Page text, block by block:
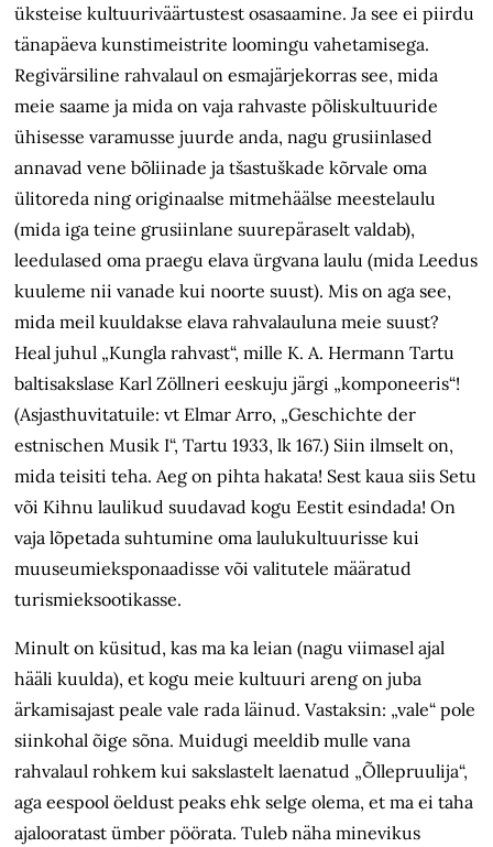
üksteise kultuuriväärtustest osasaamine. Ja see ei piirdu
tänapäeva kunstimeistrite loomingu vahetamisega.
Regivärsiline rahvalaul on esmajärjekorras see, mida
meie saame ja mida on vaja rahvaste põliskultuuride
ühisesse varamusse juurde anda, nagu grusiinlased
annavad vene bõliinade ja tšastuškade kõrvale oma
ülitoreda ning originaalse mitmehäälse meestelaulu
(mida iga teine grusiinlane suurepäraselt valdab),
leedulased oma praegu elava ürgvana laulu (mida Leedus
kuuleme nii vanade kui noorte suust). Mis on aga see,
mida meil kuuldakse elava rahvalauluna meie suust?
Heal juhul „Kungla rahvast“, mille K. A. Hermann Tartu
baltisakslase Karl Zöllneri eeskuju järgi „komponeeris“!
(Asjasthuvitatuile: vt Elmar Arro, „Geschichte der
estnischen Musik I“, Tartu 1933, lk 167.) Siin ilmselt on,
mida teisiti teha. Aeg on pihta hakata! Sest kaua siis Setu
või Kihnu laulikud suudavad kogu Eestit esindada! On
vaja lõpetada suhtumine oma laulukultuurisse kui
muuseumieksponaadisse või vali­tutele määratud
turismieksootikasse.
Minult on küsitud, kas ma ka leian (nagu viimasel ajal
hääli kuulda), et kogu meie kultuuri areng on juba
ärkamisajast peale vale rada läinud. Vastaksin: „vale“ pole
siinkohal õige sõna. Muidugi meeldib mulle vana
rahvalaul rohkem kui sakslastelt laenatud „Õllepruulija“,
aga eespool öeldust peaks ehk selge olema, et ma ei taha
ajalooratast ümber pöörata. Tuleb näha minevikus